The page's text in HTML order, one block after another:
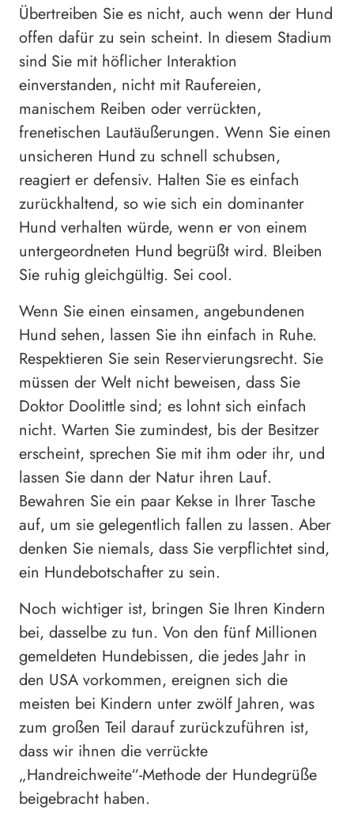
Übertreiben Sie es nicht, auch wenn der Hund
offen dafür zu sein scheint. In diesem Stadium
sind Sie mit höflicher Interaktion
einverstanden, nicht mit Raufereien,
manischem Reiben oder verrückten,
frenetischen Lautäußerungen. Wenn Sie einen
unsicheren Hund zu schnell schubsen,
reagiert er defensiv. Halten Sie es einfach
zurückhaltend, so wie sich ein dominanter
Hund verhalten würde, wenn er von einem
untergeordneten Hund begrüßt wird. Bleiben
Sie ruhig gleichgültig. Sei cool.
Wenn Sie einen einsamen, angebundenen
Hund sehen, lassen Sie ihn einfach in Ruhe.
Respektieren Sie sein Reservierungsrecht. Sie
müssen der Welt nicht beweisen, dass Sie
Doktor Doolittle sind; es lohnt sich einfach
nicht. Warten Sie zumindest, bis der Besitzer
erscheint, sprechen Sie mit ihm oder ihr, und
lassen Sie dann der Natur ihren Lauf.
Bewahren Sie ein paar Kekse in Ihrer Tasche
auf, um sie gelegentlich fallen zu lassen. Aber
denken Sie niemals, dass Sie verpflichtet sind,
ein Hundebotschafter zu sein.
Noch wichtiger ist, bringen Sie Ihren Kindern
bei, dasselbe zu tun. Von den fünf Millionen
gemeldeten Hundebissen, die jedes Jahr in
den USA vorkommen, ereignen sich die
meisten bei Kindern unter zwölf Jahren, was
zum großen Teil darauf zurückzuführen ist,
dass wir ihnen die verrückte
„Handreichweite“-Methode der Hundegrüße
beigebracht haben.